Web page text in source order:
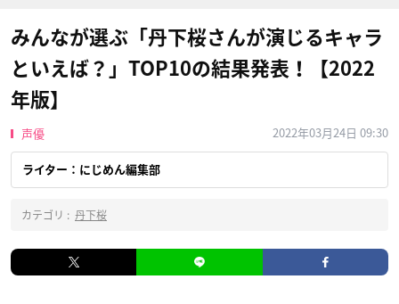
みんなが選ぶ「丹下桜さんが演じるキャラ
といえば？」TOP10の結果発表！【2022
年版】
声優 2022年03月24日 09:30
ライター：にじめん編集部
カテゴリ : 丹下桜